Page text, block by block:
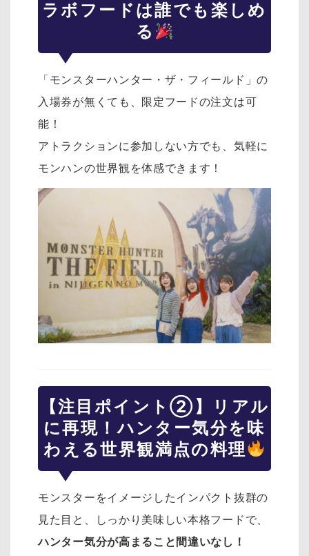
ラボフードは誰でも楽しめ
る
「モンスターハンター・ザ・フィールド」の
入場券が無くても、限定フードの注文は可
能！
アトラクションに参加しない方でも、気軽に
モンハンの世界観を体感できます！
【注目ポイント②】リアル
に再現！ハンター気分を味
わえる世界観満点の料理
モンスターをイメージしたインパクト抜群の
見た目と、しっかり美味しい本格フードで、
ハンター気分が高まること間違いなし！